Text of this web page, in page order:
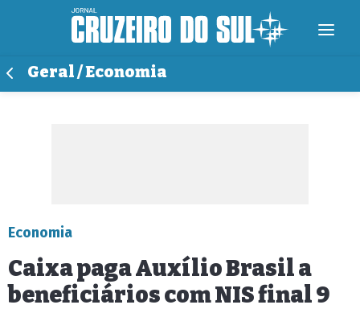
Geral / Economia
Economia
Caixa paga Auxílio Brasil a
beneficiários com NIS final 9